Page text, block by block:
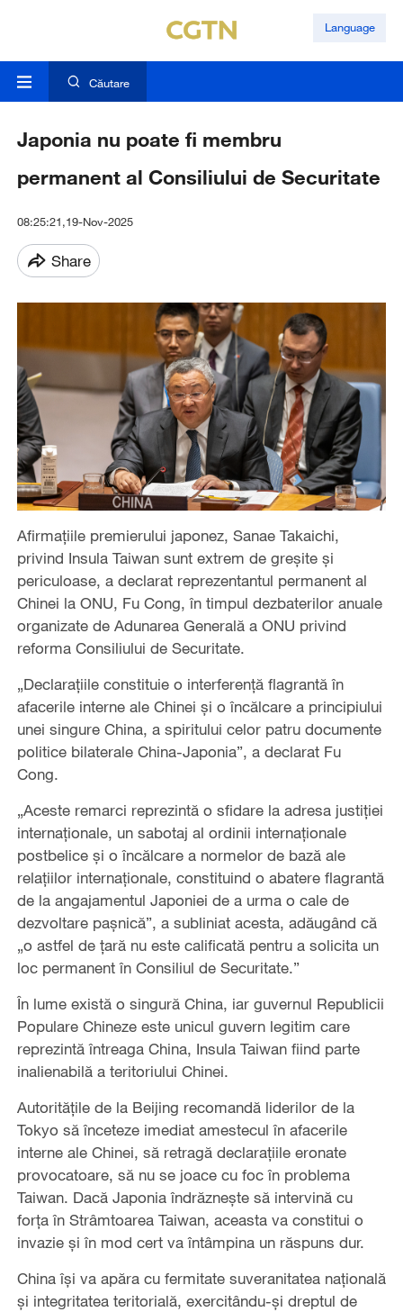
Language
Căutare
Japonia nu poate fi membru
permanent al Consiliului de Securitate
08:25:21,19-Nov-2025
Share
Afirmațiile premierului japonez, Sanae Takaichi,
privind Insula Taiwan sunt extrem de greșite și
periculoase, a declarat reprezentantul permanent al
Chinei la ONU, Fu Cong, în timpul dezbaterilor anuale
organizate de Adunarea Generală a ONU privind
reforma Consiliului de Securitate.
„Declarațiile constituie o interferență flagrantă în
afacerile interne ale Chinei și o încălcare a principiului
unei singure China, a spiritului celor patru documente
politice bilaterale China-Japonia”, a declarat Fu
Cong.
„Aceste remarci reprezintă o sfidare la adresa justiției
internaționale, un sabotaj al ordinii internaționale
postbelice și o încălcare a normelor de bază ale
relațiilor internaționale, constituind o abatere flagrantă
de la angajamentul Japoniei de a urma o cale de
dezvoltare pașnică”, a subliniat acesta, adăugând că
„o astfel de țară nu este calificată pentru a solicita un
loc permanent în Consiliul de Securitate.”
În lume există o singură China, iar guvernul Republicii
Populare Chineze este unicul guvern legitim care
reprezintă întreaga China, Insula Taiwan fiind parte
inalienabilă a teritoriului Chinei.
Autoritățile de la Beijing recomandă liderilor de la
Tokyo să înceteze imediat amestecul în afacerile
interne ale Chinei, să retragă declarațiile eronate
provocatoare, să nu se joace cu foc în problema
Taiwan. Dacă Japonia îndrăznește să intervină cu
forța în Strâmtoarea Taiwan, aceasta va constitui o
invazie și în mod cert va întâmpina un răspuns dur.
China își va apăra cu fermitate suveranitatea națională
și integritatea teritorială, exercitându-și dreptul de